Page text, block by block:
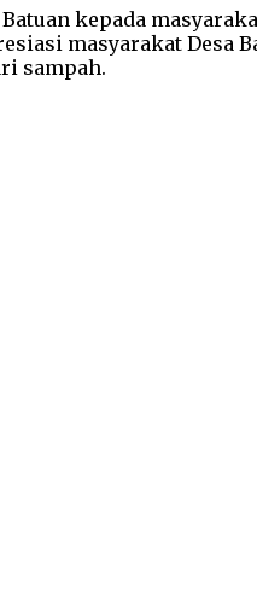
kepada
masyarakat Desa
sampah.